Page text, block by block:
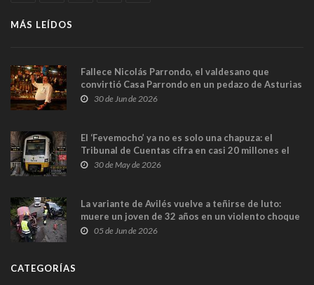
MÁS LEÍDOS
Fallece Nicolás Parrondo, el valdesano que
convirtió Casa Parrondo en un pedazo de Asturias
en Madrid
30 de Jun de 2026
El ‘Fevemocho’ ya no es solo una chapuza: el
Tribunal de Cuentas cifra en casi 20 millones el
sobrecoste de los trenes que no cabían por los
30 de May de 2026
La variante de Avilés vuelve a teñirse de luto:
muere un joven de 32 años en un violento choque
frontal
05 de Jun de 2026
CATEGORÍAS